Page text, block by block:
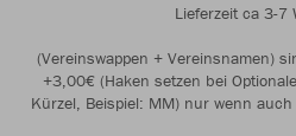
Lieferzeit ca 3-7
(Vereinswappen + Vereinsnamen)
+3,00€ (Haken setzen bei
Kürzel, Beispiel: MM) nur wenn